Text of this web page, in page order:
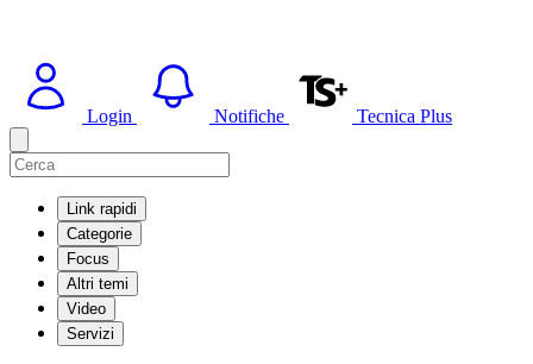
Login Notifiche Tecnica Plus
Link rapidi
Categorie
Focus
Altri temi
Video
Servizi